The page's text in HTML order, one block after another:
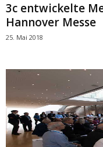
3c entwickelte
Hannover Messe
25. Mai 2018